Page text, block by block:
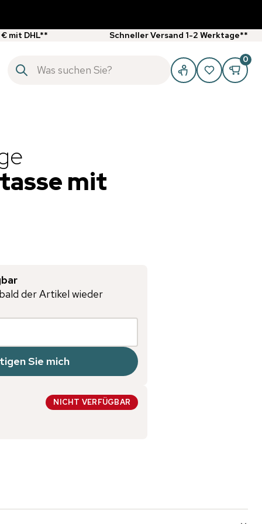
mit DHL** Schneller Versand 1-2 Werktage**
0
mit
der Artikel wieder
Sie mich
NICHT VERFÜGBAR